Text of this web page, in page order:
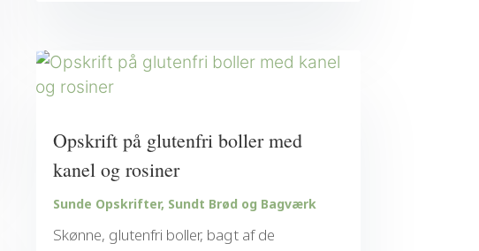
Opskrift på glutenfri boller med
kanel og rosiner
Sunde Opskrifter, Sundt Brød og Bagværk
Skønne, glutenfri boller, bagt af de